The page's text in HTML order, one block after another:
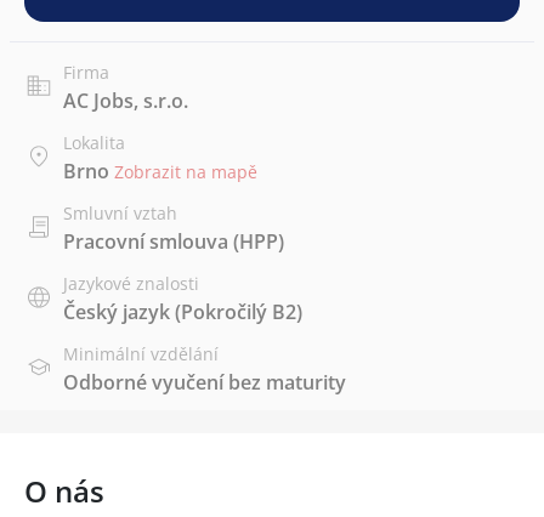
Firma
AC Jobs, s.r.o.
Lokalita
Brno Zobrazit na mapě
Smluvní vztah
Pracovní smlouva (HPP)
Jazykové znalosti
Český jazyk(Pokročilý B2)
Minimální vzdělání
Odborné vyučení bez maturity
O nás